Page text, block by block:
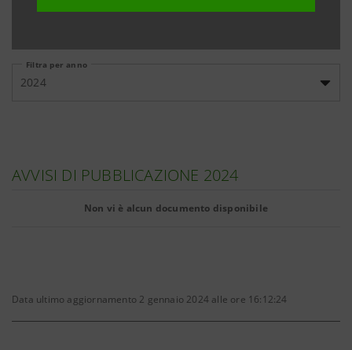
Filtra per anno
2024
AVVISI DI PUBBLICAZIONE 2024
Non vi è alcun documento disponibile
Data ultimo aggiornamento 2 gennaio 2024 alle ore 16:12:24